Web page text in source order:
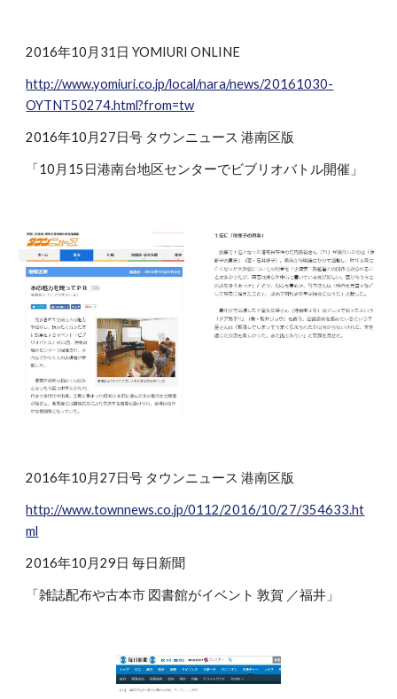
2016年10月31日 YOMIURI ONLINE
http://www.yomiuri.co.jp/local/nara/news/20161030-
OYTNT50274.html?from=tw
2016年10月27日号 タウンニュース 港南区版
「10月15日港南台地区センターでビブリオバトル開催」
2016年10月27日号 タウンニュース 港南区版
http://www.townnews.co.jp/0112/2016/10/27/354633.ht
ml
2016年10月29日 毎日新聞
「雑誌配布や古本市 図書館がイベント 敦賀 ／福井」